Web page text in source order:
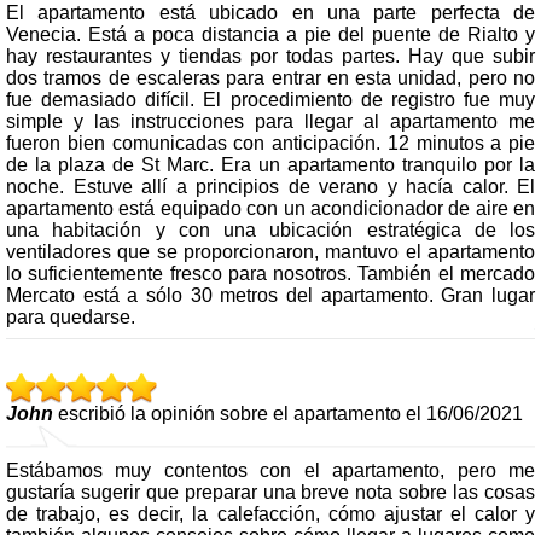
El apartamento está ubicado en una parte perfecta de
Venecia. Está a poca distancia a pie del puente de Rialto y
hay restaurantes y tiendas por todas partes. Hay que subir
dos tramos de escaleras para entrar en esta unidad, pero no
fue demasiado difícil. El procedimiento de registro fue muy
simple y las instrucciones para llegar al apartamento me
fueron bien comunicadas con anticipación. 12 minutos a pie
de la plaza de St Marc. Era un apartamento tranquilo por la
noche. Estuve allí a principios de verano y hacía calor. El
apartamento está equipado con un acondicionador de aire en
una habitación y con una ubicación estratégica de los
ventiladores que se proporcionaron, mantuvo el apartamento
lo suficientemente fresco para nosotros. También el mercado
Mercato está a sólo 30 metros del apartamento. Gran lugar
para quedarse.
John escribió la opinión sobre el apartamento el 16/06/2021
Estábamos muy contentos con el apartamento, pero me
gustaría sugerir que preparar una breve nota sobre las cosas
de trabajo, es decir, la calefacción, cómo ajustar el calor y